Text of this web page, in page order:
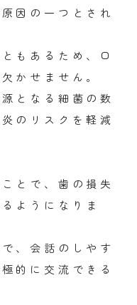
因の一つとされ
もあるため、口
かせません。
となる細菌の数
のリスクを軽減
とで、歯の損失
ようになりま
、会話のしやす
的に交流できる